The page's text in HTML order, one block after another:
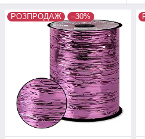
РОЗПРОДАЖ –30%